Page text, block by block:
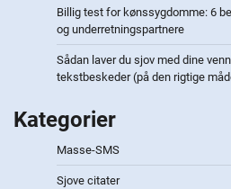
Billig test for kønssygdomme: 6
og underretningspartnere
Sådan laver du sjov med dine
tekstbeskeder (på den rigtige
Kategorier
Masse-SMS
Sjove citater